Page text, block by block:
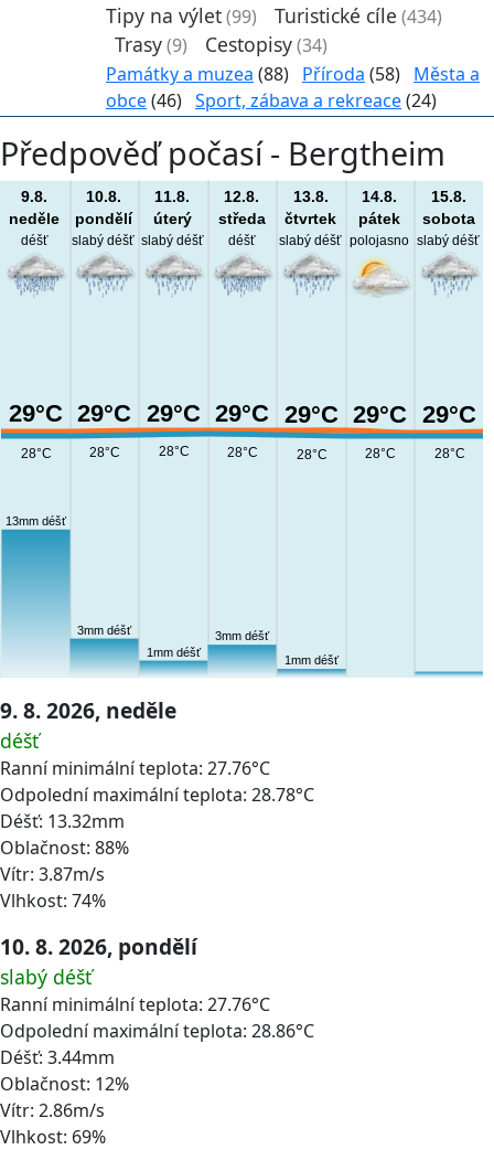
Tipy na výlet(99) Turistické cíle (434)
Trasy(9) Cestopisy(34)
Památky a muzea (88) Příroda (58) Města a
obce(46) Sport, zábava a rekreace(24)
Předpověď počasí - Bergtheim
29°C
28°C
13mm déšť
9.8.
neděle
déšť
29°C
28°C
3mm déšť
10.8.
pondělí
slabý déšť
29°C
28°C
1mm déšť
11.8.
úterý
slabý déšť
29°C
28°C
3mm déšť
12.8.
středa
déšť
29°C
28°C
1mm déšť
13.8.
čtvrtek
slabý déšť
29°C
28°C
14.8.
pátek
polojasno
29°C
28°C
15.8.
sobota
slabý déšť
9. 8. 2026, neděle
déšť
Ranní minimální teplota: 27.76°C
Odpolední maximální teplota: 28.78°C
Déšť: 13.32mm
Oblačnost: 88%
Vítr: 3.87m/s
Vlhkost: 74%
10. 8. 2026, pondělí
slabý déšť
Ranní minimální teplota: 27.76°C
Odpolední maximální teplota: 28.86°C
Déšť: 3.44mm
Oblačnost: 12%
Vítr: 2.86m/s
Vlhkost: 69%